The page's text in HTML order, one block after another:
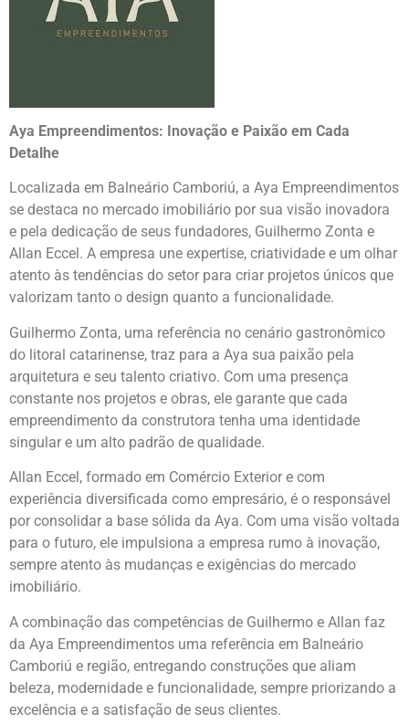
Aya Empreendimentos: Inovação e Paixão em Cada
Detalhe
Localizada em Balneário Camboriú, a Aya Empreendimentos
se destaca no mercado imobiliário por sua visão inovadora
e pela dedicação de seus fundadores, Guilhermo Zonta e
Allan Eccel. A empresa une expertise, criatividade e um olhar
atento às tendências do setor para criar projetos únicos que
valorizam tanto o design quanto a funcionalidade.
Guilhermo Zonta, uma referência no cenário gastronômico
do litoral catarinense, traz para a Aya sua paixão pela
arquitetura e seu talento criativo. Com uma presença
constante nos projetos e obras, ele garante que cada
empreendimento da construtora tenha uma identidade
singular e um alto padrão de qualidade.
Allan Eccel, formado em Comércio Exterior e com
experiência diversificada como empresário, é o responsável
por consolidar a base sólida da Aya. Com uma visão voltada
para o futuro, ele impulsiona a empresa rumo à inovação,
sempre atento às mudanças e exigências do mercado
imobiliário.
A combinação das competências de Guilhermo e Allan faz
da Aya Empreendimentos uma referência em Balneário
Camboriú e região, entregando construções que aliam
beleza, modernidade e funcionalidade, sempre priorizando a
excelência e a satisfação de seus clientes.